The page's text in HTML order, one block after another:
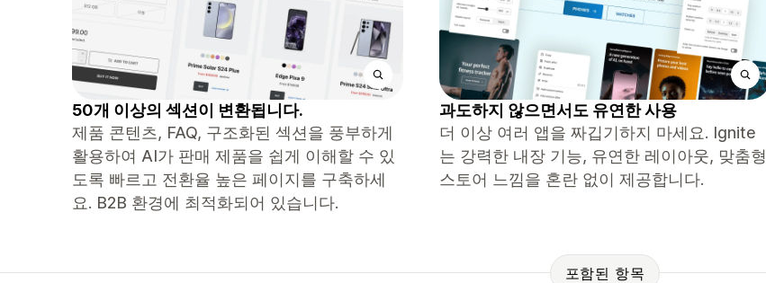
50개 이상의 섹션이 변환됩니다.
제품 콘텐츠, FAQ, 구조화된 섹션을 풍부하게
활용하여 AI가 판매 제품을 쉽게 이해할 수 있
도록 빠르고 전환율 높은 페이지를 구축하세
요. B2B 환경에 최적화되어 있습니다.
과도하지 않으면서도 유연한 사용
더 이상 여러 앱을 짜깁기하지 마세요. Ignite
는 강력한 내장 기능, 유연한 레이아웃, 맞춤형
스토어 느낌을 혼란 없이 제공합니다.
포함된 항목